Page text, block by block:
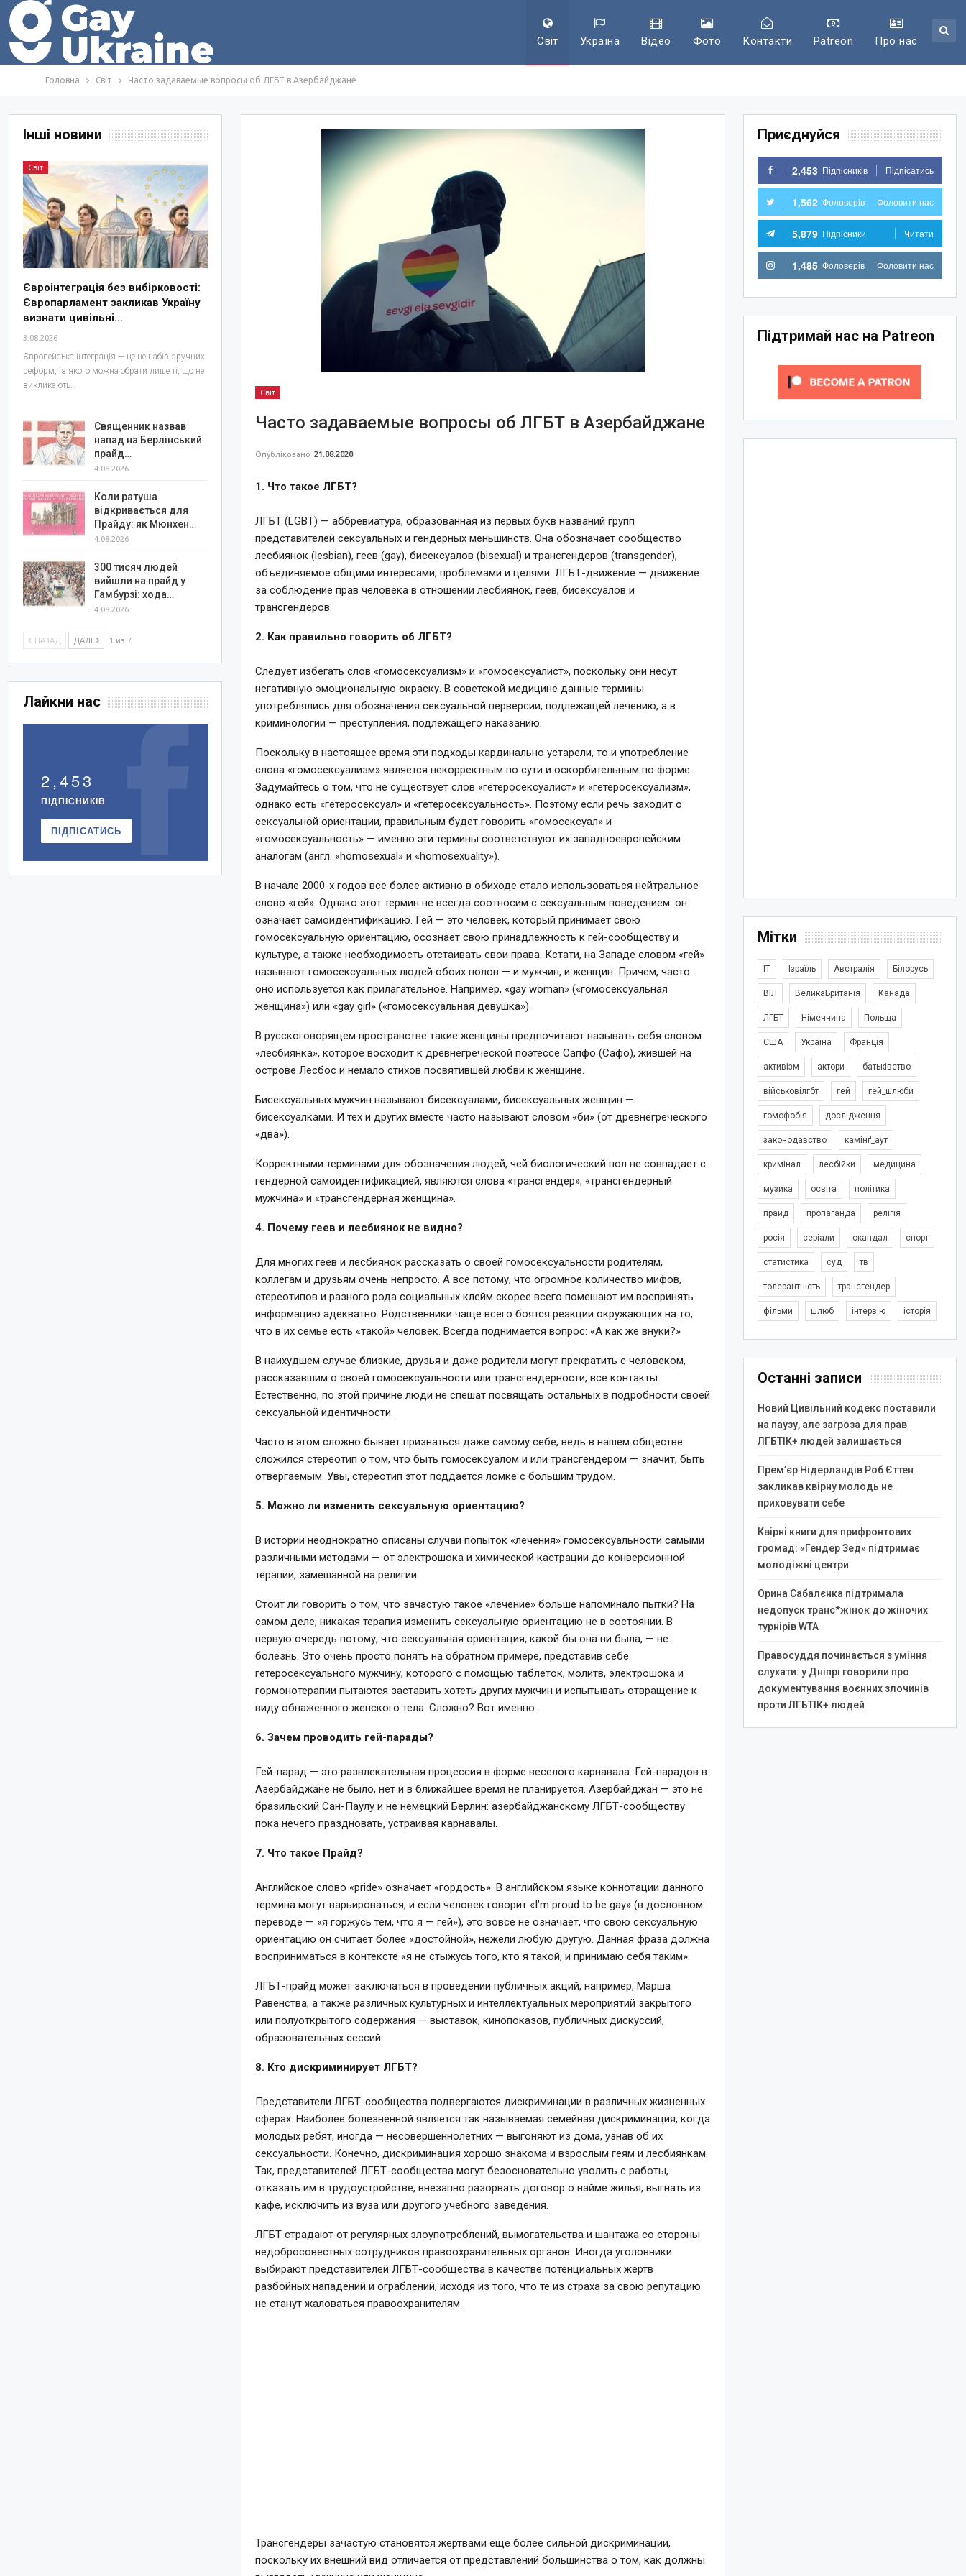
Світ Україна Відео Фото Контакти Patreon Про нас
Головна Світ Часто задаваемые вопросы об ЛГБТ в Азербайджане
Світ
Часто задаваемые вопросы об ЛГБТ в Азербайджане
Опубліковано 21.08.2020
1. Что такое ЛГБТ?
ЛГБТ (LGBT) — аббревиатура, образованная из первых букв названий групп
представителей сексуальных и гендерных меньшинств. Она обозначает сообщество
лесбиянок (lesbian), геев (gay), бисексуалов (bisexual) и трансгендеров (transgender),
объединяемое общими интересами, проблемами и целями. ЛГБТ-движение — движение
за соблюдение прав человека в отношении лесбиянок, геев, бисексуалов и
трансгендеров.
2. Как правильно говорить об ЛГБТ?
Следует избегать слов «гомосексуализм» и «гомосексуалист», поскольку они несут
негативную эмоциональную окраску. В советской медицине данные термины
употреблялись для обозначения сексуальной перверсии, подлежащей лечению, а в
криминологии — преступления, подлежащего наказанию.
Поскольку в настоящее время эти подходы кардинально устарели, то и употребление
слова «гомосексуализм» является некорректным по сути и оскорбительным по форме.
Задумайтесь о том, что не существует слов «гетеросексуалист» и «гетеросексуализм»,
однако есть «гетеросексуал» и «гетеросексуальность». Поэтому если речь заходит о
сексуальной ориентации, правильным будет говорить «гомосексуал» и
«гомосексуальность» — именно эти термины соответствуют их западноевропейским
аналогам (англ. «homosexual» и «homosexuality»).
В начале 2000-х годов все более активно в обиходе стало использоваться нейтральное
слово «гей». Однако этот термин не всегда соотносим с сексуальным поведением: он
означает самоидентификацию. Гей — это человек, который принимает свою
гомосексуальную ориентацию, осознает свою принадлежность к гей-сообществу и
культуре, а также необходимость отстаивать свои права. Кстати, на Западе словом «гей»
называют гомосексуальных людей обоих полов — и мужчин, и женщин. Причем, часто
оно используется как прилагательное. Например, «gay woman» («гомосексуальная
женщина») или «gay girl» («гомосексуальная девушка»).
В русскоговорящем пространстве такие женщины предпочитают называть себя словом
«лесбиянка», которое восходит к древнегреческой поэтессе Сапфо (Сафо), жившей на
острове Лесбос и немало стихов посвятившей любви к женщине.
Бисексуальных мужчин называют бисексуалами, бисексуальных женщин —
бисексуалками. И тех и других вместе часто называют словом «би» (от древнегреческого
«два»).
Корректными терминами для обозначения людей, чей биологический пол не совпадает с
гендерной самоидентификацией, являются слова «трансгендер», «трансгендерный
мужчина» и «трансгендерная женщина».
4. Почему геев и лесбиянок не видно?
Для многих геев и лесбиянок рассказать о своей гомосексуальности родителям,
коллегам и друзьям очень непросто. А все потому, что огромное количество мифов,
стереотипов и разного рода социальных клейм скорее всего помешают им воспринять
информацию адекватно. Родственники чаще всего боятся реакции окружающих на то,
что в их семье есть «такой» человек. Всегда поднимается вопрос: «А как же внуки?»
В наихудшем случае близкие, друзья и даже родители могут прекратить с человеком,
рассказавшим о своей гомосексуальности или трансгендерности, все контакты.
Естественно, по этой причине люди не спешат посвящать остальных в подробности своей
сексуальной идентичности.
Часто в этом сложно бывает признаться даже самому себе, ведь в нашем обществе
сложился стереотип о том, что быть гомосексуалом и или трансгендером — значит, быть
отвергаемым. Увы, стереотип этот поддается ломке с большим трудом.
5. Можно ли изменить сексуальную ориентацию?
В истории неоднократно описаны случаи попыток «лечения» гомосексуальности самыми
различными методами — от электрошока и химической кастрации до конверсионной
терапии, замешанной на религии.
Стоит ли говорить о том, что зачастую такое «лечение» больше напоминало пытки? На
самом деле, никакая терапия изменить сексуальную ориентацию не в состоянии. В
первую очередь потому, что сексуальная ориентация, какой бы она ни была, — не
болезнь. Это очень просто понять на обратном примере, представив себе
гетеросексуального мужчину, которого с помощью таблеток, молитв, электрошока и
гормонотерапии пытаются заставить хотеть других мужчин и испытывать отвращение к
виду обнаженного женского тела. Сложно? Вот именно.
6. Зачем проводить гей-парады?
Гей-парад — это развлекательная процессия в форме веселого карнавала. Гей-парадов в
Азербайджане не было, нет и в ближайшее время не планируется. Азербайджан — это не
бразильский Сан-Паулу и не немецкий Берлин: азербайджанскому ЛГБТ-сообществу
пока нечего праздновать, устраивая карнавалы.
7. Что такое Прайд?
Английское слово «pride» означает «гордость». В английском языке коннотации данного
термина могут варьироваться, и если человек говорит «I’m proud to be gay» (в дословном
переводе — «я горжусь тем, что я — гей»), это вовсе не означает, что свою сексуальную
ориентацию он считает более «достойной», нежели любую другую. Данная фраза должна
восприниматься в контексте «я не стыжусь того, кто я такой, и принимаю себя таким».
ЛГБТ-прайд может заключаться в проведении публичных акций, например, Марша
Равенства, а также различных культурных и интеллектуальных мероприятий закрытого
или полуоткрытого содержания — выставок, кинопоказов, публичных дискуссий,
образовательных сессий.
8. Кто дискриминирует ЛГБТ?
Представители ЛГБТ-сообщества подвергаются дискриминации в различных жизненных
сферах. Наиболее болезненной является так называемая семейная дискриминация, когда
молодых ребят, иногда — несовершеннолетних — выгоняют из дома, узнав об их
сексуальности. Конечно, дискриминация хорошо знакома и взрослым геям и лесбиянкам.
Так, представителей ЛГБТ-сообщества могут безосновательно уволить с работы,
отказать им в трудоустройстве, внезапно разорвать договор о найме жилья, выгнать из
кафе, исключить из вуза или другого учебного заведения.
ЛГБТ страдают от регулярных злоупотреблений, вымогательства и шантажа со стороны
недобросовестных сотрудников правоохранительных органов. Иногда уголовники
выбирают представителей ЛГБТ-сообщества в качестве потенциальных жертв
разбойных нападений и ограблений, исходя из того, что те из страха за свою репутацию
не станут жаловаться правоохранителям.
Трансгендеры зачастую становятся жертвами еще более сильной дискриминации,
поскольку их внешний вид отличается от представлений большинства о том, как должны
Приєднуйся
2,453 Підпісників Підпісатись
1,562 Фоловерів Фоловити нас
5,879 Підпісники Читати
1,485 Фоловерів Фоловити нас
Підтримай нас на Patreon
Мітки
IT Ізраїль Австралія Білорусь
ВІЛ ВеликаБританія Канада
ЛГБТ Німеччина Польща
США Україна Франція
активізм актори батьківство
військовілгбт гей гей_шлюби
гомофобія дослідження
законодавство камінґ_аут
кримінал лесбійки медицина
музика освіта політика
прайд пропаганда релігія
росія серіали скандал спорт
статистика суд тв
толерантність трансгендер
фільми шлюб інтерв'ю історія
Останні записи
Новий Цивільний кодекс поставили
на паузу, але загроза для прав
ЛГБТІК+ людей залишається
Прем’єр Нідерландів Роб Єттен
закликав квірну молодь не
приховувати себе
Квірні книги для прифронтових
громад: «Гендер Зед» підтримає
молодіжні центри
Орина Сабалєнка підтримала
недопуск транс*жінок до жіночих
турнірів WTA
Правосуддя починається з уміння
слухати: у Дніпрі говорили про
документування воєнних злочинів
проти ЛГБТІК+ людей
Інші новини
Світ
Євроінтеграція без вибірковості:
Європарламент закликав Україну
визнати цивільні…
3.08.2026
Європейська інтеграція — це не набір зручних
реформ, із якого можна обрати лише ті, що не
викликають…
Священник назвав
напад на Берлінський
прайд…
4.08.2026
Коли ратуша
відкривається для
Прайду: як Мюнхен…
4.08.2026
300 тисяч людей
вийшли на прайд у
Гамбурзі: хода…
4.08.2026
НАЗАД ДАЛІ 1 из 7
Лайкни нас
2,453
ПІДПІСНИКІВ
ПІДПІСАТИСЬ